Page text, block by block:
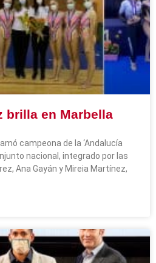
brilla en Marbella
campeona de la ‘Andalucía
nacional, integrado por las
Ana Gayán y Mireia Martínez,